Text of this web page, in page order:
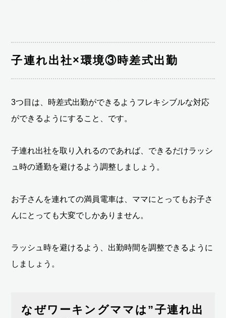
子連れ出社×環境③時差式出勤
3つ目は、時差式出勤ができるようフレキシブルな対応
ができるようにすること、です。
子連れ出社を取り入れるのであれば、できるだけラッシ
ュ時の通勤を避けるよう調整しましょう。
お子さんを連れての満員電車は、ママにとってもお子さ
んにとっても大変でしかありません。
ラッシュ時を避けるよう、出勤時間を調整できるように
しましょう。
なぜワーキングママは”子連れ出